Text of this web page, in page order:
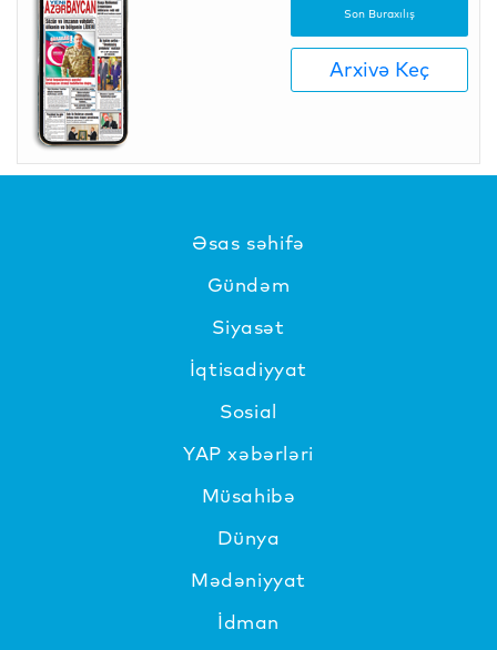
Son Buraxılış
Arxivə Keç
Əsas səhifə
Gündəm
Siyasət
İqtisadiyyat
Sosial
YAP xəbərləri
Müsahibə
Dünya
Mədəniyyat
İdman